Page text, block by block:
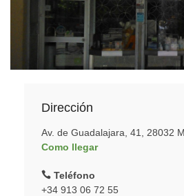
Dirección
Av. de Guadalajara, 41, 28032
Como llegar
Teléfono
+34 913 06 72 55